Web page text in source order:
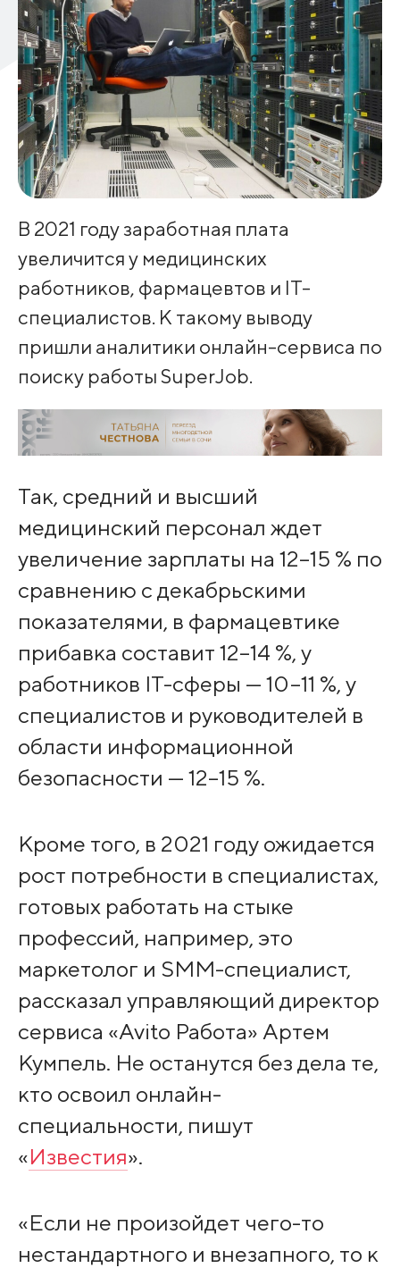
В 2021 году заработная плата
увеличится у медицинских
работников, фармацевтов и IT-
специалистов. К такому выводу
пришли аналитики онлайн-сервиса по
поиску работы SuperJob.
Так, средний и высший
медицинский персонал ждет
увеличение зарплаты на 12–15 % по
сравнению с декабрьскими
показателями, в фармацевтике
прибавка составит 12–14 %, у
работников IT-сферы — 10–11 %, у
специалистов и руководителей в
области информационной
безопасности — 12–15 %.
Кроме того, в 2021 году ожидается
рост потребности в специалистах,
готовых работать на стыке
профессий, например, это
маркетолог и SMM-специалист,
рассказал управляющий директор
сервиса «Avito Работа» Артем
Кумпель. Не останутся без дела те,
кто освоил онлайн-
специальности, пишут
«Известия».
«Если не произойдет чего-то
нестандартного и внезапного, то к